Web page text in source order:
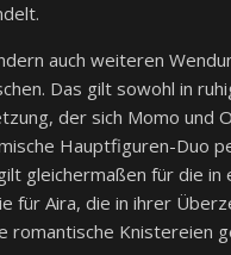
auch weiteren
Das gilt sowohl in
der sich Momo und
Hauptfiguren-Duo
gleichermaßen für die in
für Aira, die in ihrer
romantische Knistereien